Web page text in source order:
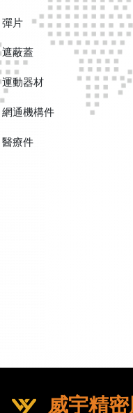
彈片
遮蔽蓋
運動器材
網通機構件
醫療件
威宇精